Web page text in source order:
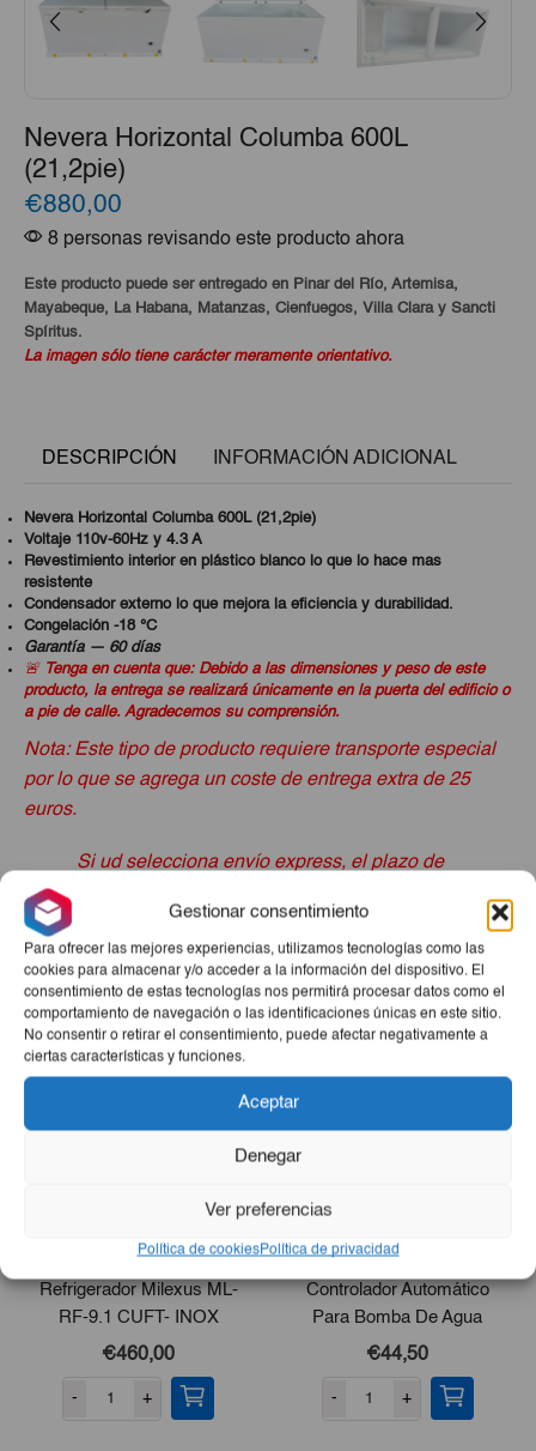
Gestionar consentimiento
Para ofrecer las mejores experiencias, utilizamos tecnologías como las
cookies para almacenar y/o acceder a la información del dispositivo. El
consentimiento de estas tecnologías nos permitirá procesar datos como el
comportamiento de navegación o las identificaciones únicas en este sitio.
No consentir o retirar el consentimiento, puede afectar negativamente a
ciertas características y funciones.
Aceptar
Denegar
Ver preferencias
Política de cookiesPolítica de privacidad
Nevera Horizontal Columba 600L
(21,2pie)
€880,00
8 personas revisando este producto ahora
Este producto puede ser entregado en Pinar del Río, Artemisa,
Mayabeque, La Habana, Matanzas, Cienfuegos, Villa Clara y Sancti
Spíritus.
La imagen sólo tiene carácter meramente orientativo.
DESCRIPCIÓN INFORMACIÓN ADICIONAL
Nevera Horizontal Columba 600L (21,2pie)
Voltaje 110v-60Hz y 4.3 A
Revestimiento interior en plástico blanco lo que lo hace mas
resistente
Condensador externo lo que mejora la eficiencia y durabilidad.
Congelación -18 °C
Garantía — 60 días
🚨Tenga en cuenta que: Debido a las dimensiones y peso de este
producto, la entrega se realizará únicamente en la puerta del edificio o
a pie de calle. Agradecemos su comprensión.
Nota: Este tipo de producto requiere transporte especial
por lo que se agrega un coste de entrega extra de 25
euros.
Si ud selecciona envío express, el plazo de
entrega del pedido pasa de 3 horas a 24 horas, por incluir
este tipo de producto con dimensiones especiales.
Productos Relacionados
Refrigerador Milexus ML-
RF-9.1 CUFT- INOX
€460,00
- +
Controlador Automático
Para Bomba De Agua
€44,50
- +